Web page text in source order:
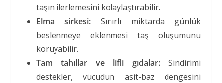
taşın ilerlemesini kolaylaştırabilir.
Elma sirkesi:Sınırlı miktarda günlük
beslenmeye eklenmesi taş oluşumunu
koruyabilir.
Tam tahıllar ve lifli gıdalar: Sindirimi
destekler, vücudun asit-baz dengesini